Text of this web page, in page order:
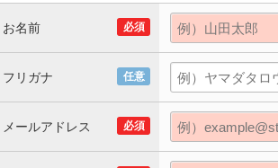
必須
お名前
任意
フリガナ
必須
メールアドレス